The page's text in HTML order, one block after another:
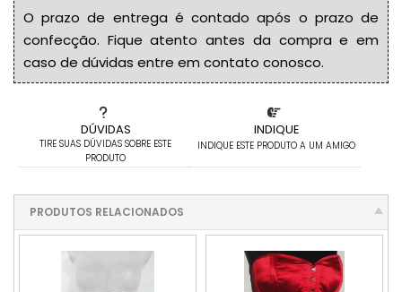
DÚVIDAS
TIRE SUAS DÚVIDAS SOBRE ESTE
PRODUTO
INDIQUE
INDIQUE ESTE PRODUTO A UM AMIGO
O prazo de entrega é contado após o prazo de
confecção. Fique atento antes da compra e em
caso de dúvidas entre em contato conosco.
PRODUTOS RELACIONADOS